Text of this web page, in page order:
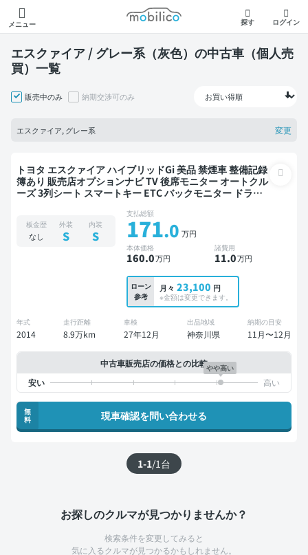
メニュー
モビリコ
探す ログイン
エスクァイア / グレー系（灰色）の中古車（個人売
買）一覧
販売中のみ 納期交渉可のみ
エスクァイア, グレー系 変更
トヨタ エスクァイア ハイブリッドGi 美品 禁煙車 整備記録
簿あり 販売店オプションナビ TV 後席モニター オートクル
ーズ 3列シート スマートキー ETC バックモニター ドライ
板金歴
なし
外装
S
内装
S
支払総額
171.0 万円
本体価格
160.0万円
諸費用
11.0万円
ローン
参考
月々 23,100 円
※金額は変更できます。
年式
2014
走行距離
8.9万km
車検
27年12月
出品地域
神奈川県
納期の目安
11月〜12月
中古車販売店の価格との比較やや高い
無
料
現車確認を問い合わせる
1-1/1台
お探しのクルマが見つかりませんか？
検索条件を変更してみると
気に入るクルマが見つかるかもしれません。